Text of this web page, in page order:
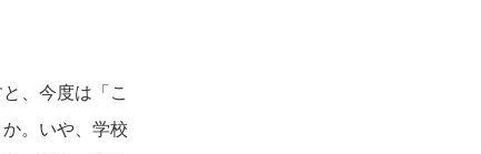
、今度は「こ
。いや、学校